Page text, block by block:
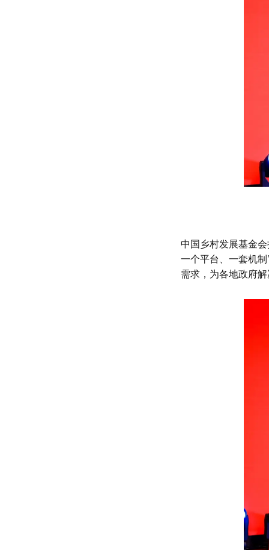
中国乡村发展基金
一个平台、一套机
需求，为各地政府